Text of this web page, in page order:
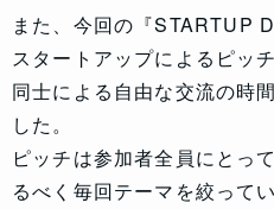
また、今回の『STARTUP
スタートアップによるピッ
同士による自由な交流の時
した。
ピッチは参加者全員にとっ
るべく毎回テーマを絞って